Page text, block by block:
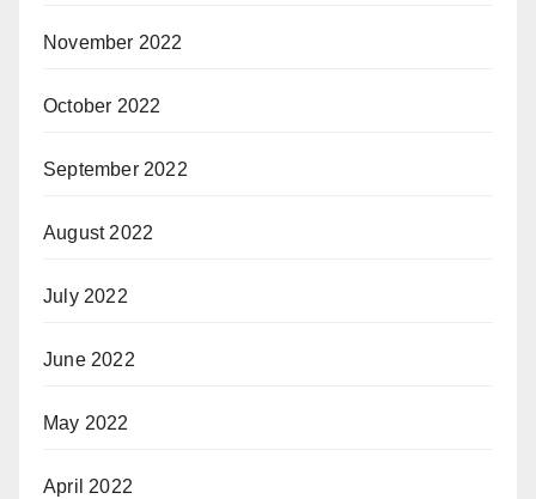
November 2022
October 2022
September 2022
August 2022
July 2022
June 2022
May 2022
April 2022